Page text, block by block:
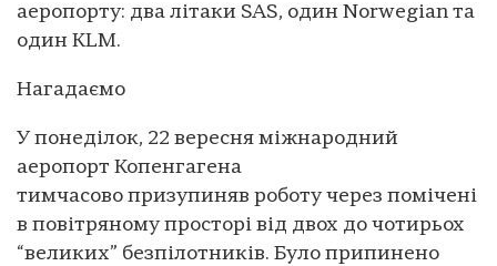
аеропорту: два літаки SAS, один Norwegian та
один KLM.
Нагадаємо
У понеділок, 22 вересня міжнародний
аеропорт Копенгагена
тимчасово призупиняв роботу через помічені
в повітряному просторі від двох до чотирьох
“великих” безпілотників. Було припинено